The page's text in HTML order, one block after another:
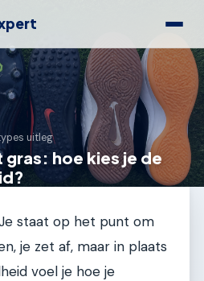
uitleg
gras: hoe kies je de
staat op het punt om
je zet af, maar in plaats
voel je hoe je